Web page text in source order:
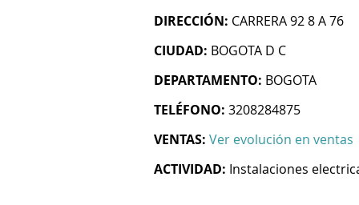
DIRECCIÓN: CARRERA 92 8 A 76
CIUDAD: BOGOTA D C
DEPARTAMENTO: BOGOTA
TELÉFONO: 3208284875
VENTAS: Ver evolución en ventas
ACTIVIDAD: Instalaciones